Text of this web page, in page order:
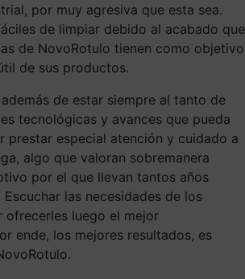
por muy agresiva que esta sea.
de limpiar debido al acabado que
de NovoRotulo tienen como objetivo
de sus productos.
de estar siempre al tanto de
tecnológicas y avances que pueda
prestar especial atención y cuidado a
algo que valoran sobremanera
por el que llevan tantos años
las necesidades de los
ofrecerles luego el mejor
ende, los mejores resultados, es